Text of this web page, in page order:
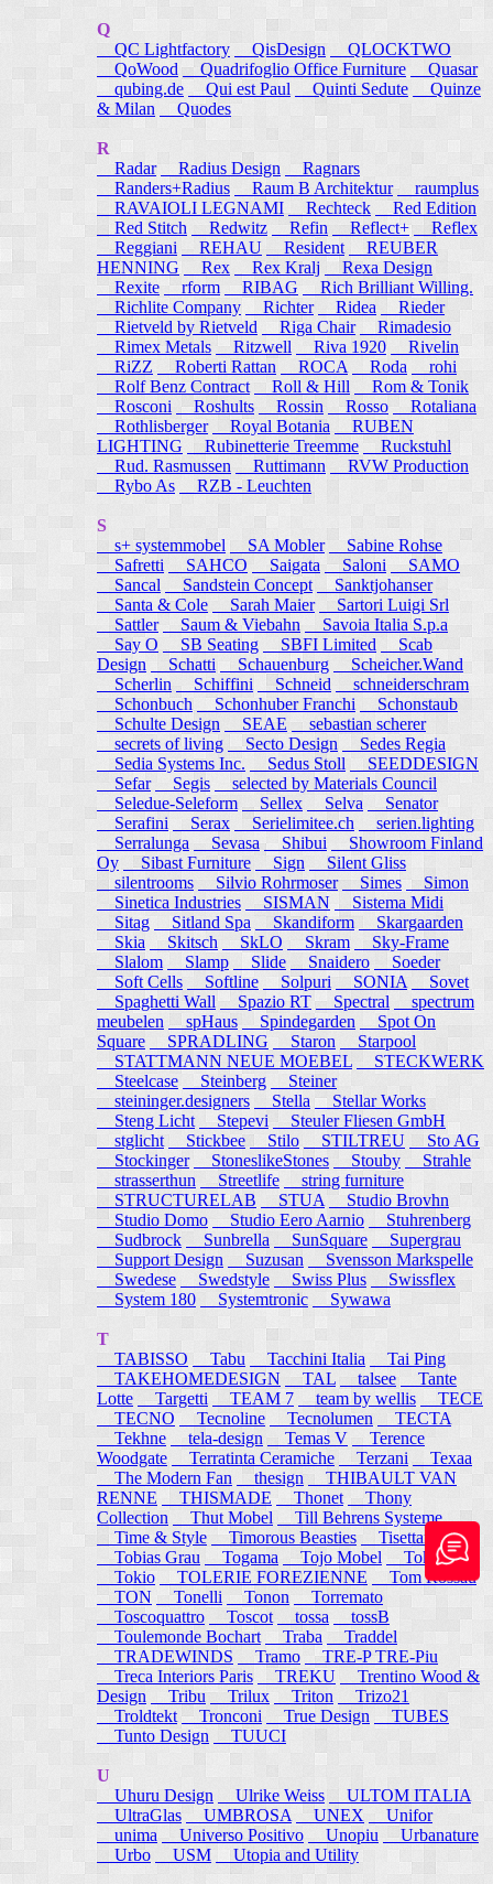
Q
QC Lightfactory
QisDesign
QLOCKTWO
QoWood Quadrifoglio Office Furniture
Quasar
qubing.de
Qui est Paul Quinti Sedute
Quinze
& Milan
Quodes
R
Radar
Radius Design
Ragnars
Randers+Radius
Raum B Architektur raumplus
RAVAIOLI LEGNAMI
Rechteck
Red Edition
Red Stitch
Redwitz Refin Reflect+
Reflex
Reggiani
REHAU Resident
REUBER
HENNING
Rex Rex Kralj
Rexa Design
Rexite
rform RIBAG
Rich Brilliant Willing.
Richlite Company
Richter Ridea
Rieder
Rietveld by Rietveld
Riga Chair
Rimadesio
Rimex Metals
Ritzwell Riva 1920
Rivelin
RiZZ
Roberti Rattan ROCA Roda
rohi
Rolf Benz Contract
Roll & Hill
Rom & Tonik
Rosconi Roshults Rossin Rosso
Rotaliana
Rothlisberger
Royal Botania
RUBEN
LIGHTING
Rubinetterie Treemme
Ruckstuhl
Rud. Rasmussen
Ruttimann
RVW Production
Rybo As
RZB - Leuchten
S
s+ systemmobel
SA Mobler
Sabine Rohse
Safretti
SAHCO Saigata Saloni
SAMO
Sancal
Sandstein Concept
Sanktjohanser
Santa & Cole
Sarah Maier
Sartori Luigi Srl
Sattler
Saum & Viebahn
Savoia Italia S.p.a
Say O
SB Seating SBFI Limited
Scab
Design
Schatti Schauenburg
Scheicher.Wand
Scherlin
Schiffini Schneid
schneiderschram
Schonbuch
Schonhuber Franchi
Schonstaub
Schulte Design
SEAE
sebastian scherer
secrets of living
Secto Design
Sedes Regia
Sedia Systems Inc.
Sedus Stoll
SEEDDESIGN
Sefar
Segis
selected by Materials Council
Seledue-Seleform
Sellex Selva
Senator
Serafini
Serax Serielimitee.ch
serien.lighting
Serralunga
Sevasa Shibui
Showroom Finland
Oy
Sibast Furniture Sign
Silent Gliss
silentrooms
Silvio Rohrmoser Simes Simon
Sinetica Industries
SISMAN
Sistema Midi
Sitag
Sitland Spa Skandiform
Skargaarden
Skia
Skitsch SkLO Skram
Sky-Frame
Slalom
Slamp Slide Snaidero
Soeder
Soft Cells
Softline Solpuri SONIA
Sovet
Spaghetti Wall
Spazio RT Spectral
spectrum
meubelen
spHaus Spindegarden
Spot On
Square
SPRADLING Staron
Starpool
STATTMANN NEUE MOEBEL
STECKWERK
Steelcase
Steinberg
Steiner
steininger.designers
Stella Stellar Works
Steng Licht
Stepevi
Steuler Fliesen GmbH
stglicht
Stickbee Stilo STILTREU
Sto AG
Stockinger
StoneslikeStones Stouby
Strahle
strasserthun
Streetlife
string furniture
STRUCTURELAB
STUA
Studio Brovhn
Studio Domo
Studio Eero Aarnio
Stuhrenberg
Sudbrock
Sunbrella SunSquare
Supergrau
Support Design
Suzusan
Svensson Markspelle
Swedese
Swedstyle Swiss Plus
Swissflex
System 180
Systemtronic Sywawa
T
TABISSO
Tabu Tacchini Italia
Tai Ping
TAKEHOMEDESIGN
TAL talsee
Tante
Lotte
Targetti TEAM 7 team by wellis
TECE
TECNO
Tecnoline Tecnolumen
TECTA
Tekhne
tela-design Temas V
Terence
Woodgate
Terratinta Ceramiche Terzani
Texaa
The Modern Fan
thesign
THIBAULT VAN
RENNE
THISMADE Thonet
Thony
Collection
Thut Mobel
Till Behrens Systeme
Time & Style
Timorous Beasties
Tisettanta
Tobias Grau
Togama Tojo Mobel
Token
Tokio
TOLERIE FOREZIENNE
Tom Rossau
TON
Tonelli Tonon
Torremato
Toscoquattro
Toscot tossa
tossB
Toulemonde Bochart
Traba
Traddel
TRADEWINDS
Tramo
TRE-P TRE-Piu
Treca Interiors Paris
TREKU
Trentino Wood &
Design
Tribu Trilux Triton
Trizo21
Troldtekt Tronconi True Design
TUBES
Tunto Design
TUUCI
U
Uhuru Design
Ulrike Weiss
ULTOM ITALIA
UltraGlas
UMBROSA UNEX
Unifor
unima
Universo Positivo Unopiu
Urbanature
Urbo
USM Utopia and Utility